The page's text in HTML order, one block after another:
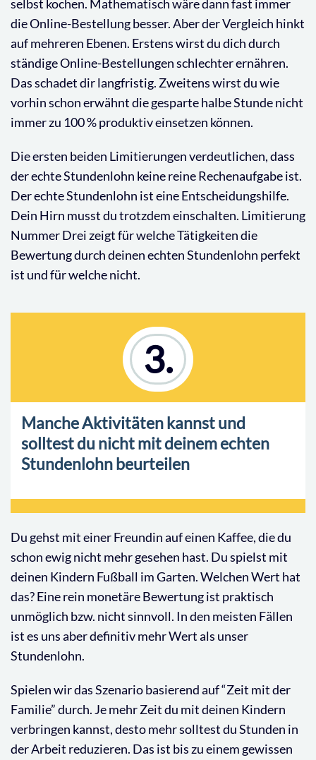
selbst kochen. Mathematisch wäre dann fast immer
die Online-Bestellung besser. Aber der Vergleich hinkt
auf mehreren Ebenen. Erstens wirst du dich durch
ständige Online-Bestellungen schlechter ernähren.
Das schadet dir langfristig. Zweitens wirst du wie
vorhin schon erwähnt die gesparte halbe Stunde nicht
immer zu 100 % produktiv einsetzen können.
Die ersten beiden Limitierungen verdeutlichen, dass
der echte Stundenlohn keine reine Rechenaufgabe ist.
Der echte Stundenlohn ist eine Entscheidungshilfe.
Dein Hirn musst du trotzdem einschalten. Limitierung
Nummer Drei zeigt für welche Tätigkeiten die
Bewertung durch deinen echten Stundenlohn perfekt
ist und für welche nicht.
3.
Manche Aktivitäten kannst und
solltest du nicht mit deinem echten
Stundenlohn beurteilen
Du gehst mit einer Freundin auf einen Kaffee, die du
schon ewig nicht mehr gesehen hast. Du spielst mit
deinen Kindern Fußball im Garten. Welchen Wert hat
das? Eine rein monetäre Bewertung ist praktisch
unmöglich bzw. nicht sinnvoll. In den meisten Fällen
ist es uns aber definitiv mehr Wert als unser
Stundenlohn.
Spielen wir das Szenario basierend auf “Zeit mit der
Familie” durch. Je mehr Zeit du mit deinen Kindern
verbringen kannst, desto mehr solltest du Stunden in
der Arbeit reduzieren. Das ist bis zu einem gewissen